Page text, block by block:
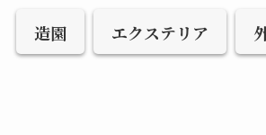
造園 エクステリア